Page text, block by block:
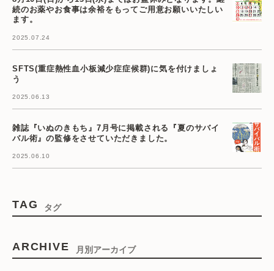
続のお薬やお食事は余裕をもってご用意お願いいたしい
ます。
2025.07.24
SFTS(重症熱性血小板減少症症候群)に気を付けましょ
う
2025.06.13
雑誌『いぬのきもち』7月号に掲載される『夏のサバイ
バル術』の監修をさせていただきました。
2025.06.10
TAG タグ
ARCHIVE 月別アーカイブ